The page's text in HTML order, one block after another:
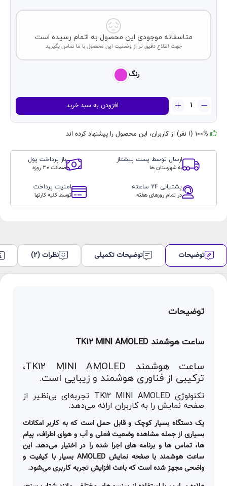
متاسفانه موجودی این محصول به اتمام رسیده است
جهت اطلاع دقیق تر از وضعیت این محصول با ما تماس بگیرید
رنگ
TK12
MINI
(دارای
افزودن به سبد خرید
ارسال توسط پست پیشتاز
به شهرستان ها
باز پرداخت پول
ضمانت 30 روزه
پشتیانی 24 ساعته
در تمام روزهای هفته
امنیت پرداخت
توسط کلیه کارتها
توضیحات توضیحات تکمیلی نظرات (2)
توضیحات
ساعت هوشمند TK12 MINI AMOLED
ساعت هوشمند TK12 MINI AMOLED،
ترکیبی از فناوری هوشمند و زیبایی است.
تکنولوژی TK12 MINI AMOLED تجربه‌ای بی‌نظیر از
صفحه نمایش را به کاربران ارائه می‌دهد.
یک دستگاه بسیار کوچک و قابل حمل است که به کاربر امکانات
بسیاری از جمله مشاهده وضعیت فعلی و آب و هوای اطراف، پیام
ها، تماس ها و برنامه های اجرا شده را در اختیار می‌دهد. این
ساعت هوشمند با صفحه نمایش AMOLED بسیار با کیفیت و
واضحی مجهز شده است که باعث افزایش تجربه کاربری می‌شود.